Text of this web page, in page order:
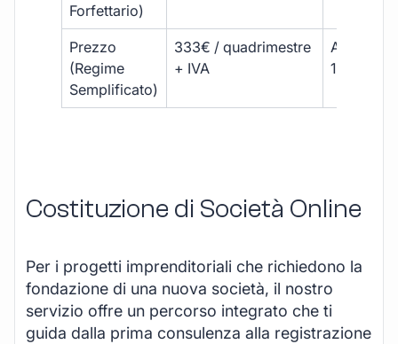
Forfettario)
Prezzo
(Regime
Semplificato)
333€ / quadrimestre
+ IVA
A partire
1800 € +
Costituzione di Società Online
Per i progetti imprenditoriali che richiedono la
fondazione di una nuova società, il nostro
servizio offre un percorso integrato che ti
guida dalla prima consulenza alla registrazione